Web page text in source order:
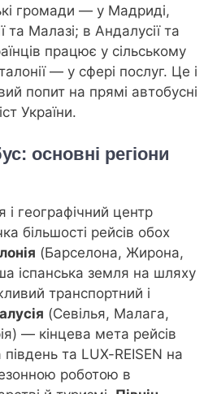
громади — у Мадриді,
та Малазі; в Андалусії та
працює у сільському
— у сфері послуг. Це і
попит на прямі автобусні
України.
основні регіони
географічний центр
більшості рейсів обох
(Барселона, Жирона,
іспанська земля на шляху
транспортний і
(Севілья, Малага,
— кінцева мета рейсів
та LUX-REISEN на
роботою в